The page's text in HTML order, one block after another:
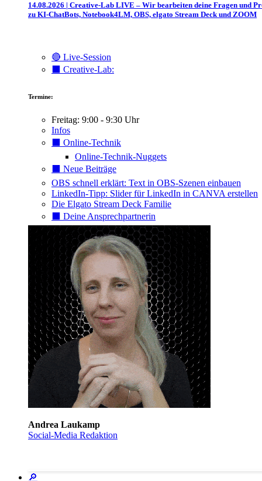
14.08.2026 | Creative-Lab LIVE – Wir bearbeiten deine Fragen und
zu KI-ChatBots, Notebook4LM, OBS, elgato Stream Deck und ZOOM
🔴 Live-Session
⬛️ Creative-Lab:
Termine:
Freitag: 9:00 - 9:30 Uhr
Infos
⬛️ Online-Technik
Online-Technik-Nuggets
⬛️ Neue Beiträge
OBS schnell erklärt: Text in OBS-Szenen einbauen
LinkedIn-Tipp: Slider für LinkedIn in CANVA erstellen
Die Elgato Stream Deck Familie
⬛️ Deine Ansprechpartnerin
Andrea Laukamp
Social-Media Redaktion
🔎